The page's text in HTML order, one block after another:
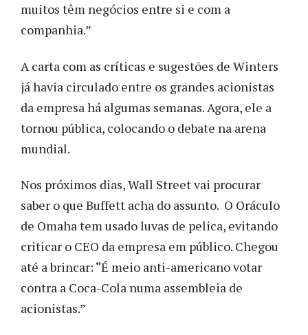
muitos têm negócios entre si e com a
companhia.”
A carta com as críticas e sugestões de Winters
já havia circulado entre os grandes acionistas
da empresa há algumas semanas. Agora, ele a
tornou pública, colocando o debate na arena
mundial.
Nos próximos dias, Wall Street vai procurar
saber o que Buffett acha do assunto. O Oráculo
de Omaha tem usado luvas de pelica, evitando
criticar o CEO da empresa em público. Chegou
até a brincar: “É meio anti-americano votar
contra a Coca-Cola numa assembleia de
acionistas.”